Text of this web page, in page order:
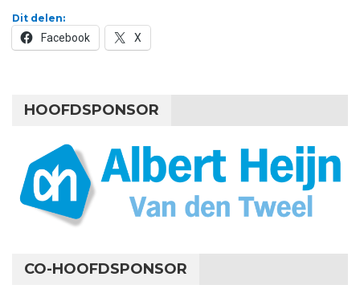
Dit delen:
Facebook X
HOOFDSPONSOR
CO-HOOFDSPONSOR